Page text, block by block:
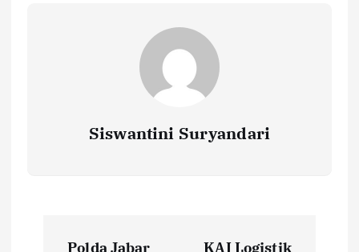
Siswantini Suryandari
Polda Jabar KAI Logistik